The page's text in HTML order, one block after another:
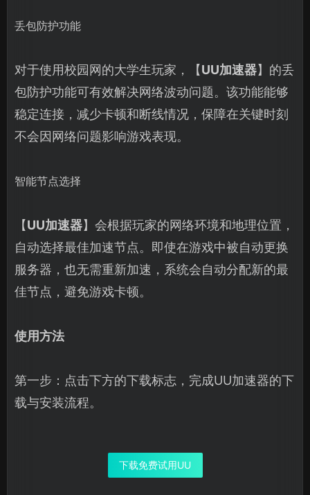
丢包防护功能
对于使用校园网的大学生玩家，【UU加速器】的丢
包防护功能可有效解决网络波动问题。该功能能够
稳定连接，减少卡顿和断线情况，保障在关键时刻
不会因网络问题影响游戏表现。
智能节点选择
【UU加速器】会根据玩家的网络环境和地理位置，
自动选择最佳加速节点。即使在游戏中被自动更换
服务器，也无需重新加速，系统会自动分配新的最
佳节点，避免游戏卡顿。
使用方法
第一步：点击下方的下载标志，完成UU加速器的下
载与安装流程。
下载免费试用UU